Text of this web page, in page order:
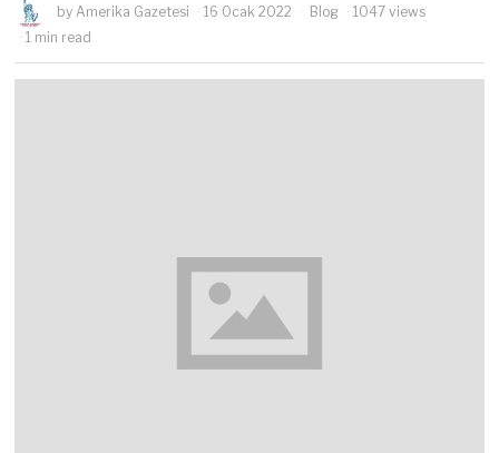
byAmerika Gazetesi 16 Ocak 2022 Blog
1047 views
1 min read